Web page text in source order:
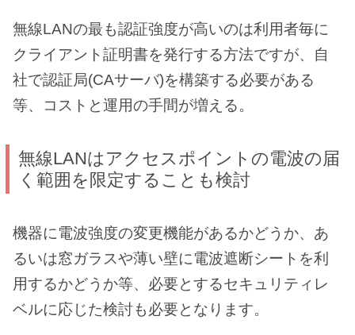
無線LANの最も認証強度が高いのは利用者毎に
クライアント証明書を発行する方法ですが、自
社で認証局(CAサーバ)を構築する必要がある
等、コストと運用の手間が増える。
無線LANはアクセスポイントの電波の届
く範囲を限定することも検討
機器に電波強度の変更機能があるかどうか、あ
るいは窓ガラスや薄い壁に電波遮断シートを利
用するかどうか等、必要とするセキュリティレ
ベルに応じた検討も必要となります。